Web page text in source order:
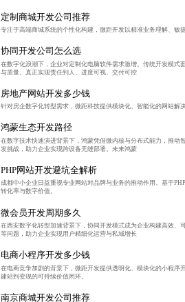
定制商城开发公司推荐
专注于高端商城系统的个性化构建，微距开发以精准业务理解、
协同开发公司怎么选
在数字化浪潮下，企业对定制化电脑软件需求激增。传统开发模
与质量。真正实现责任到人、进度可视、交付可控
房地产网站开发多少钱
针对房企数字化转型需求，微距科技提供模块化、智能化的网站
鸿蒙生态开发路径
在数字技术快速演进背景下，鸿蒙凭借微内核与分布式能力，推
发挑战，助力企业实现跨设备无缝部署。未来鸿蒙
PHP网站开发避坑全解析
成都中小企业日益重视专业网站对品牌与业务的推动作用。基于
转化率与数字价值。
微会员开发周期多久
在西安数字化转型加速背景下，协同开发模式成为企业构建高效
等问题，助力企业实现用户精细化运营与私域增长
电商小程序开发多少钱
在电商竞争加剧的背景下，微距开发提供透明化、模块化的小程
建站到变现的可持续价值闭环。
南京商城开发公司推荐